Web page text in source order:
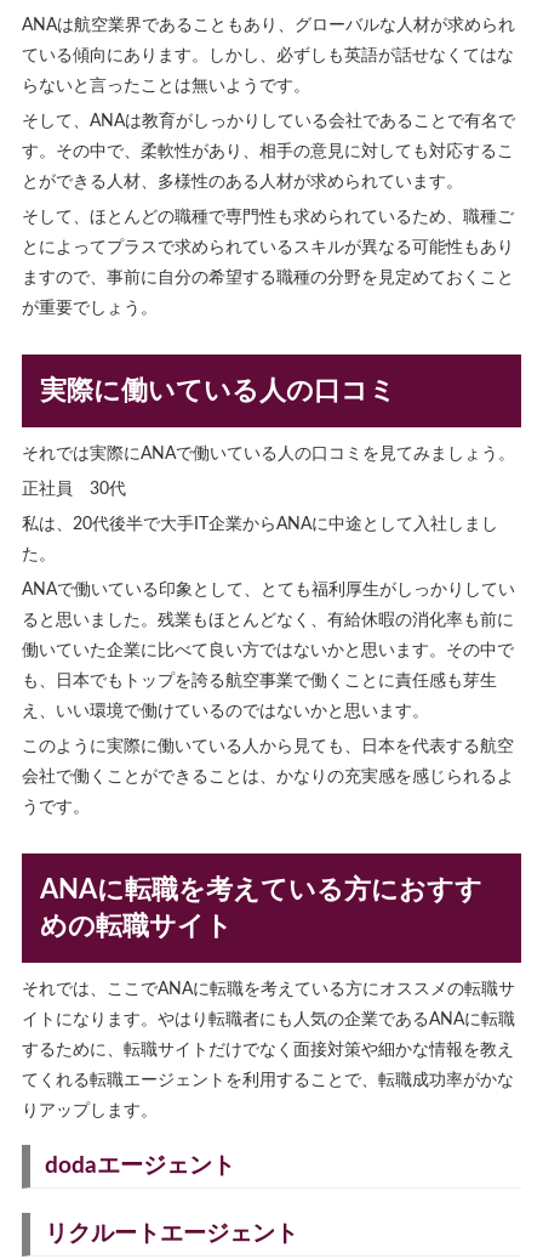
ANAは航空業界であることもあり、グローバルな人材が求められ
ている傾向にあります。しかし、必ずしも英語が話せなくてはな
らないと言ったことは無いようです。
そして、ANAは教育がしっかりしている会社であることで有名で
す。その中で、柔軟性があり、相手の意見に対しても対応するこ
とができる人材、多様性のある人材が求められています。
そして、ほとんどの職種で専門性も求められているため、職種ご
とによってプラスで求められているスキルが異なる可能性もあり
ますので、事前に自分の希望する職種の分野を見定めておくこと
が重要でしょう。
実際に働いている人の口コミ
それでは実際にANAで働いている人の口コミを見てみましょう。
正社員 30代
私は、20代後半で大手IT企業からANAに中途として入社しまし
た。
ANAで働いている印象として、とても福利厚生がしっかりしてい
ると思いました。残業もほとんどなく、有給休暇の消化率も前に
働いていた企業に比べて良い方ではないかと思います。その中で
も、日本でもトップを誇る航空事業で働くことに責任感も芽生
え、いい環境で働けているのではないかと思います。
このように実際に働いている人から見ても、日本を代表する航空
会社で働くことができることは、かなりの充実感を感じられるよ
うです。
ANAに転職を考えている方におすす
めの転職サイト
それでは、ここでANAに転職を考えている方にオススメの転職サ
イトになります。やはり転職者にも人気の企業であるANAに転職
するために、転職サイトだけでなく面接対策や細かな情報を教え
てくれる転職エージェントを利用することで、転職成功率がかな
りアップします。
dodaエージェント
リクルートエージェント